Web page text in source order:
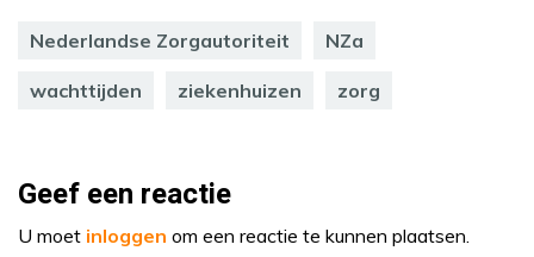
Nederlandse Zorgautoriteit NZa
wachttijden ziekenhuizen zorg
Geef een reactie
U moet inloggen om een reactie te kunnen plaatsen.